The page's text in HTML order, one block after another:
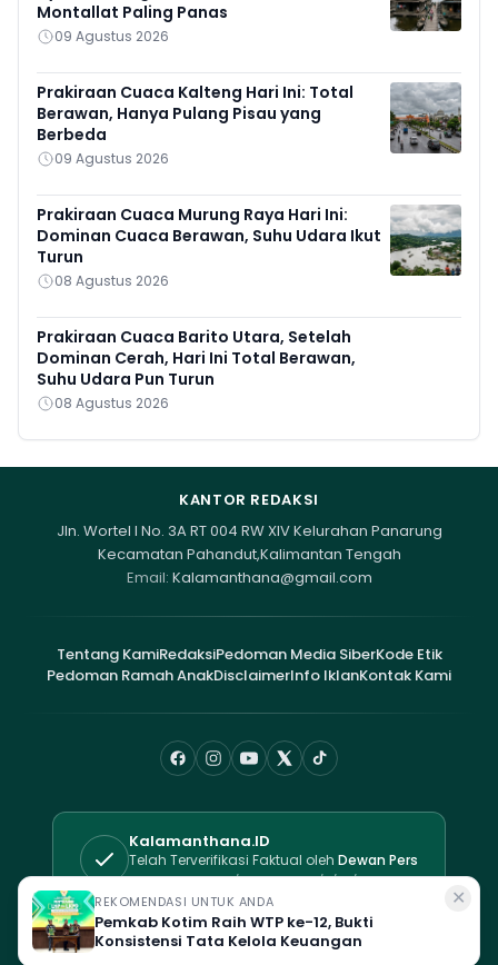
REKOMENDASI UNTUK ANDA
Pemkab Kotim Raih WTP ke-12, Bukti
Konsistensi Tata Kelola Keuangan
✕
Montallat Paling Panas
09 Agustus 2026
Prakiraan Cuaca Kalteng Hari Ini: Total
Berawan, Hanya Pulang Pisau yang
Berbeda
09 Agustus 2026
Prakiraan Cuaca Murung Raya Hari Ini:
Dominan Cuaca Berawan, Suhu Udara Ikut
Turun
08 Agustus 2026
Prakiraan Cuaca Barito Utara, Setelah
Dominan Cerah, Hari Ini Total Berawan,
Suhu Udara Pun Turun
08 Agustus 2026
KANTOR REDAKSI
Jln. Wortel I No. 3A RT 004 RW XIV Kelurahan Panarung
Kecamatan Pahandut,Kalimantan Tengah
Email: Kalamanthana@gmail.com
Tentang KamiRedaksiPedoman Media SiberKode Etik
Pedoman Ramah AnakDisclaimerInfo IklanKontak Kami
Kalamanthana.ID
Telah Terverifikasi Faktual oleh Dewan Pers
Sertifikat No. 525/DP-Verifikasi/K/XII/2025
Kalamanthana.id - Suara Kalimantan, Untuk Indonesia © 2019.
All rights reserved.